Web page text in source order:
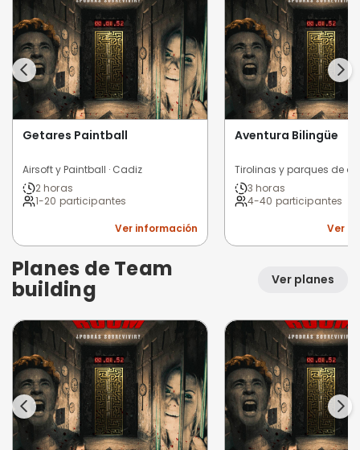
Getares Paintball
Airsoft y Paintball · Cadiz
2 horas
1-20 participantes
Ver información
Aventura Bilingüe
3 horas
4-40 participantes
Ver
Planes de Team
building Ver planes